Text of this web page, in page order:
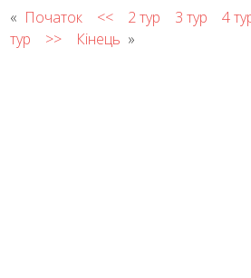
« Початок << 2 тур 3 тур 4
тур
>> Кінець »